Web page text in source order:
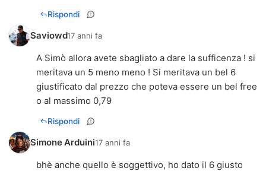
Rispondi
Saviowd17 anni fa
A Simò allora avete sbagliato a dare la sufficenza ! si
meritava un 5 meno meno ! Si meritava un bel 6
giustificato dal prezzo che poteva essere un bel free
o al massimo 0,79
Rispondi
Simone Arduini17 anni fa
bhè anche quello è soggettivo, ho dato il 6 giusto